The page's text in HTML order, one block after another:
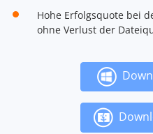
Hohe Erfolgsquote bei
ohne Verlust der